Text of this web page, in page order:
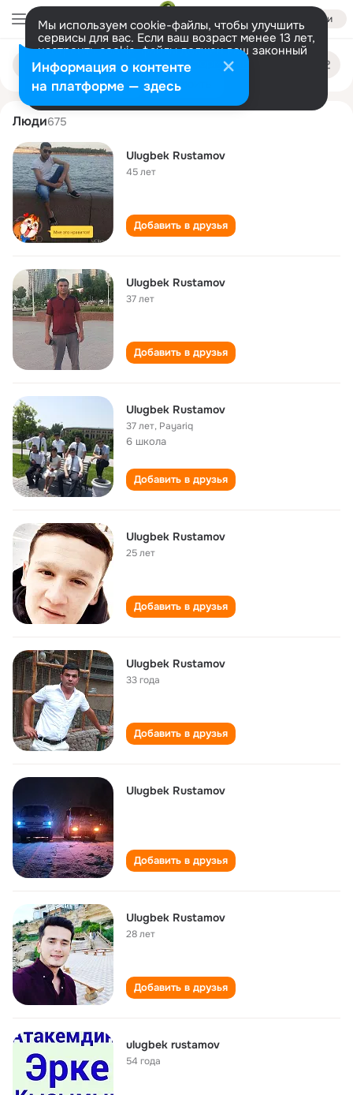
Войти
Мы используем cookie-файлы, чтобы улучшить
сервисы для вас. Если ваш возраст менее 13 лет,
настроить cookie-файлы должен ваш законный
представитель. Больше информации
Разрешить все Настроить
Поиск
людям
ulugbek rustamov
Люди675
Ulugbek Rustamov
45 лет
Добавить в друзья
Ulugbek Rustamov
37 лет
Добавить в друзья
Ulugbek Rustamov
37 лет, Payariq
6 школа
Добавить в друзья
Ulugbek Rustamov
25 лет
Добавить в друзья
Ulugbek Rustamov
33 года
Добавить в друзья
Ulugbek Rustamov
Добавить в друзья
Ulugbek Rustamov
28 лет
Добавить в друзья
ulugbek rustamov
54 года
Информация о контенте
на платформе — здесь